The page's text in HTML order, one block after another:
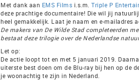
Met dank aan EMS Films i.s.m.Triple P
deze prachtige documentaire! Die wil jij
heel gemakkelijk. Laat je naam en e-mailadres
De makers van De Wilde Stad completeerden
bestaat deze trilogie over de Nederlandse
Let op:
De actie loopt tot en met 5 januari 2019.
uiterste best doen om de Blu-ray bij hen op de
je woonachtig te zijn in Nederland.